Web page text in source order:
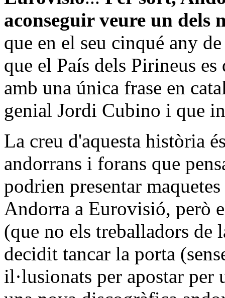
aconseguir veure un dels
que en el seu cinqué any
que el País dels Pirineus
amb una única frase en
genial Jordi Cubino i que
La creu d'aquesta història
andorrans i forans que
podrien presentar
Andorra a Eurovisió, però
(que no els treballadors de
decidit tancar la porta
il·lusionats per apostar per